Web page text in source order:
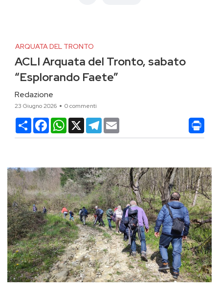
ARQUATA DEL TRONTO
ACLI Arquata del Tronto, sabato
“Esplorando Faete”
Redazione
23 Giugno 2026 0 commenti
CondividiFacebookWhatsApp
X Telegram